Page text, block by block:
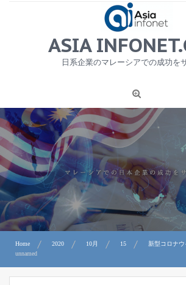
MENU
1
ニュース
労務サービス
プライバシーポリシー及び著作権につい
お問合せ
ASIA
日系企業のマレーシアでの成功を
Home 2020 10月 15
新型コロナウ
unnamed